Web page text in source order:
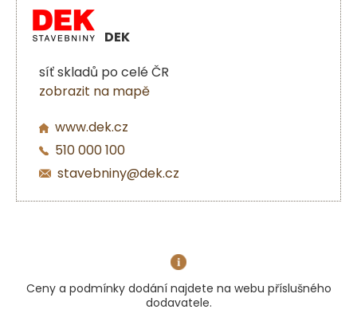
DEK
síť skladů po celé ČR
zobrazit na mapě
www.dek.cz
510 000 100
stavebniny@dek.cz
Ceny a podmínky dodání najdete na webu příslušného
dodavatele.